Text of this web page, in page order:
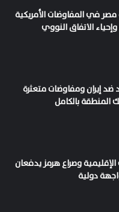
في المفاوضات الأمريكية
وإحياء الاتفاق النووي
ضد إيران ومفاوضات متعثرة
المنطقة بالكامل
الإقليمية وصراع هرمز يدفعان
دولية